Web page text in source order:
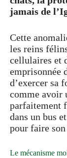
jamais de
Cette
les reins
cellulaires et
emprisonnée
d’exercer sa
comme avoir
parfaitement
dans un bus
pour faire
Le mécanisme